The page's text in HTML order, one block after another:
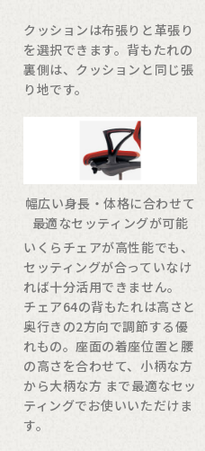
クッションは布張りと革張り
を選択できます。背もたれの
裏側は、クッションと同じ張
り地です。
幅広い身長・体格に合わせて
最適なセッティングが可能
いくらチェアが高性能でも、
セッティングが合っていなけ
れば十分活用できません。
チェア64の背もたれは高さと
奥行きの2方向で調節する優
れもの。座面の着座位置と腰
の高さを合わせて、小柄な方
から大柄な方 まで最適なセッ
ティングでお使いいただけま
す。